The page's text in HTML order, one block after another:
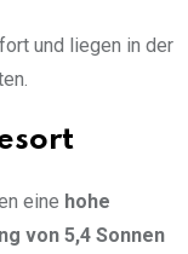
und liegen in der
eine hohe
von 5,4 Sonnen